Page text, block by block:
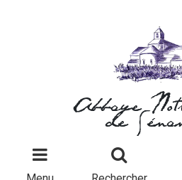
Abbaye
de